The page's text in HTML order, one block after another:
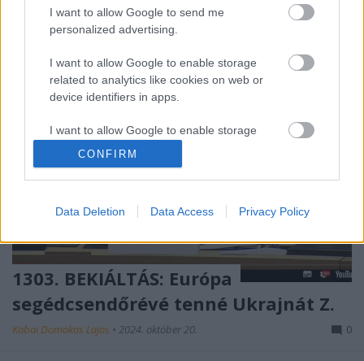
I want to allow Google to send me
personalized advertising.
I want to allow Google to enable storage
related to analytics like cookies on web or
device identifiers in apps.
I want to allow Google to enable storage
related to functionality of the website or app.
I want to allow Google to enable storage
related to security, including authentication
functionality and fraud prevention, and other
user protection.
CONFIRM
Data Deletion Data Access Privacy Policy
1303. BEKIÁLTÁS: Európa
segédcsendőrévé tenné Ukrajnát Z.
Kabai Domokos Lajos • 2024. október 20. 0